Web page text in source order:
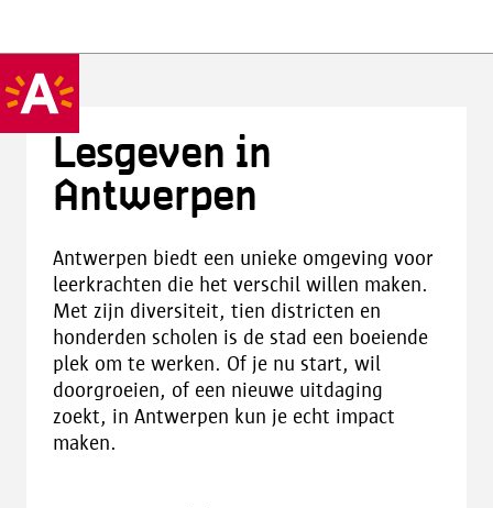
Lesgeven in
Antwerpen
Antwerpen biedt een unieke omgeving voor
leerkrachten die het verschil willen maken.
Met zijn diversiteit, tien districten en
honderden scholen is de stad een boeiende
plek om te werken. Of je nu start, wil
doorgroeien, of een nieuwe uitdaging
zoekt, in Antwerpen kun je echt impact
maken.